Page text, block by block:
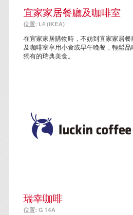
宜家家居餐廳及咖啡室
位置: L4 (IKEA)
在宜家家居購物時，不妨到宜家家居餐
及咖啡室享用小食或早午晚餐，輕鬆品
獨有的瑞典美食。
瑞幸咖啡
位置: G 14A